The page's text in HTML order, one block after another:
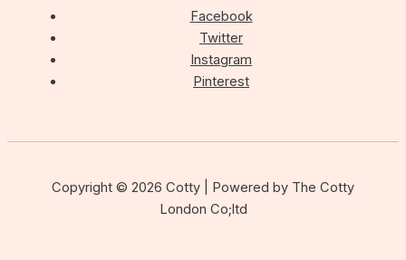
Facebook
Twitter
Instagram
Pinterest
Copyright © 2026 Cotty | Powered by The Cotty
London Co;ltd